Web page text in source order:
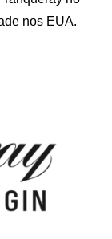
nos EUA.